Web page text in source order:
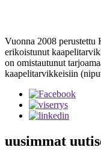
Vuonna 2008 perustettu
erikoistunut
on omistautunut
kaapelitarvikkeisiin
uusimmat